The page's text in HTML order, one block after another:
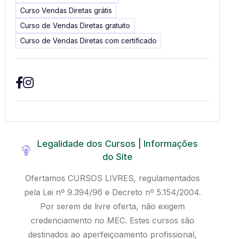
Legalidade dos Cursos | Informações
do Site
Ofertamos CURSOS LIVRES, regulamentados
pela Lei nº 9.394/96 e Decreto nº 5.154/2004.
Por serem de livre oferta, não exigem
credenciamento no MEC. Estes cursos são
destinados ao aperfeiçoamento profissional,
Curso Vendas Diretas grátis
Curso de Vendas Diretas gratuito
Curso de Vendas Diretas com certificado